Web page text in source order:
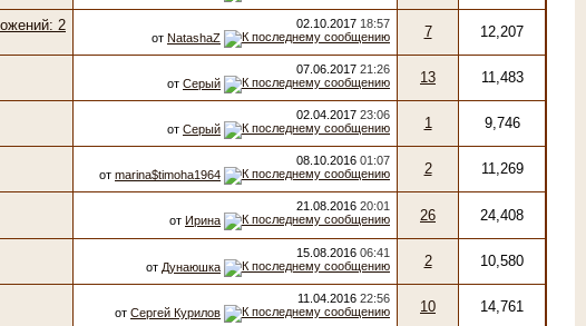
02.10.2017 18:57
от NatashaZ 7 12,207
07.06.2017 21:26
от Серый 13 11,483
02.04.2017 23:06
от Серый 1 9,746
08.10.2016 01:07
от marina$timoha1964 2 11,269
21.08.2016 20:01
от Ирина 26 24,408
15.08.2016 06:41
от Дунаюшка 2 10,580
11.04.2016 22:56
от Сергей Курилов 10 14,761